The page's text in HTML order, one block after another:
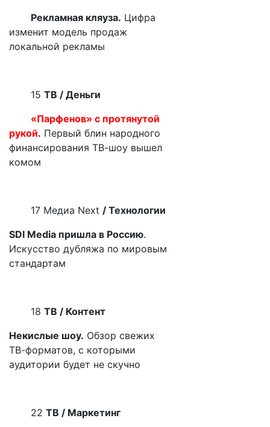
Рекламная кляуза. Цифра
изменит модель продаж
локальной рекламы
15ТВ / Деньги
«Парфенов» с протянутой
рукой. Первый блин народного
финансирования ТВ-шоу вышел
комом
17 Медиа Next / Технологии
SDI Media пришла в Россию.
Искусство дубляжа по мировым
стандартам
18ТВ / Контент
Некислые шоу. Обзор свежих
ТВ-форматов, с которыми
аудитории будет не скучно
22ТВ / Маркетинг